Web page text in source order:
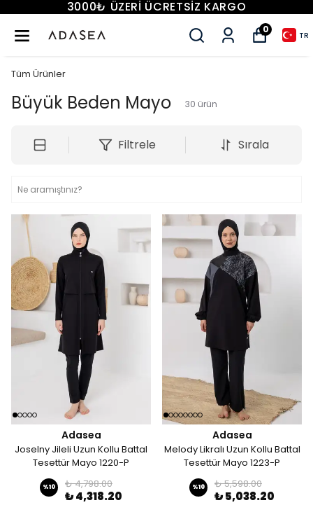
3000₺ ÜZERİ ÜCRETSİZ KARGO
0
TR
Tüm Ürünler
Büyük Beden Mayo 30 ürün
Filtrele Sırala
Adasea
Joselny Jileli Uzun Kollu Battal
Tesettür Mayo 1220-P
%10 ₺ 4,798.00
₺ 4,318.20
Adasea
Melody Likralı Uzun Kollu Battal
Tesettür Mayo 1223-P
%10 ₺ 5,598.00
₺ 5,038.20